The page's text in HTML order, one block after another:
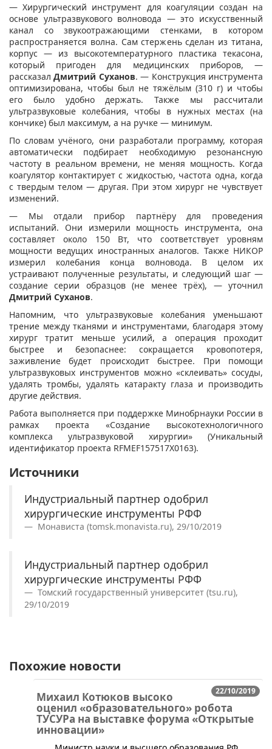
— Хирургический инструмент для коагуляции создан на
основе ультразвукового волновода — это искусственный
канал со звукоотражающими стенками, в котором
распространяется волна. Сам стержень сделан из титана,
корпус — из высокотемпературного пластика текасона,
который пригоден для медицинских приборов, —
рассказалДмитрий Суханов. — Конструкция инструмента
оптимизирована, чтобы был не тяжёлым (310 г) и чтобы
его было удобно держать. Также мы рассчитали
ультразвуковые колебания, чтобы в нужных местах (на
кончике) был максимум, а на ручке — минимум.
По словам учёного, они разработали программу, которая
автоматически подбирает необходимую резонансную
частоту в реальном времени, не меняя мощность. Когда
коагулятор контактирует с жидкостью, частота одна, когда
с твердым телом — другая. При этом хирург не чувствует
изменений.
— Мы отдали прибор партнёру для проведения
испытаний. Они измерили мощность инструмента, она
составляет около 150 Вт, что соответствует уровням
мощности ведущих иностранных аналогов. Также НИКОР
измерил колебания конца волновода. В целом их
устраивают полученные результаты, и следующий шаг —
создание серии образцов (не менее трёх), — уточнил
Дмитрий Суханов.
Напомним, что ультразвуковые колебания уменьшают
трение между тканями и инструментами, благодаря этому
хирург тратит меньше усилий, а операция проходит
быстрее и безопаснее: сокращается кровопотеря,
заживление будет происходит быстрее. При помощи
ультразвуковых инструментов можно «склеивать» сосуды,
удалять тромбы, удалять катаракту глаза и производить
другие действия.
Работа выполняется при поддержке Минобрнауки России в
рамках проекта «Создание высокотехнологичного
комплекса ультразвуковой хирургии» (Уникальный
идентификатор проекта RFMEF157517X0163).
Источники
Индустриальный партнер одобрил
хирургические инструменты РФФ
Монависта (tomsk.monavista.ru), 29/10/2019
Индустриальный партнер одобрил
хирургические инструменты РФФ
Томский государственный университет (tsu.ru),
29/10/2019
Похожие новости
22/10/2019
Михаил Котюков высоко
оценил «образовательного» робота
ТУСУРа на выставке форума «Открытые
инновации»